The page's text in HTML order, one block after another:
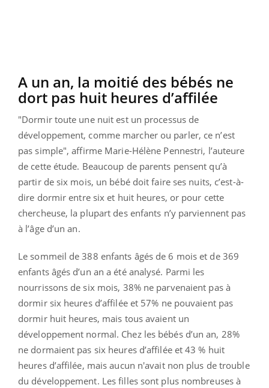
A un an, la moitié des bébés ne
dort pas huit heures d’affilée
"Dormir toute une nuit est un processus de
développement, comme marcher ou parler, ce n’est
pas simple", affirme Marie-Hélène Pennestri, l’auteure
de cette étude. Beaucoup de parents pensent qu’à
partir de six mois, un bébé doit faire ses nuits, c’est-à-
dire dormir entre six et huit heures, or pour cette
chercheuse, la plupart des enfants n’y parviennent pas
à l’âge d’un an.
Le sommeil de 388 enfants âgés de 6 mois et de 369
enfants âgés d’un an a été analysé. Parmi les
nourrissons de six mois, 38% ne parvenaient pas à
dormir six heures d’affilée et 57% ne pouvaient pas
dormir huit heures, mais tous avaient un
développement normal. Chez les bébés d’un an, 28%
ne dormaient pas six heures d’affilée et 43 % huit
heures d’affilée, mais aucun n'avait non plus de trouble
du développement. Les filles sont plus nombreuses à